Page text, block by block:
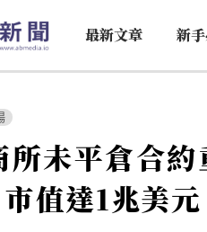
最新文章 新
所未平倉合
值達1兆美元